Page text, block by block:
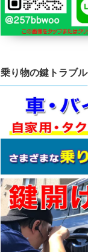
乗り物の鍵トラブル